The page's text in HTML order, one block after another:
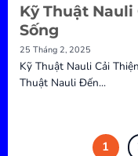
Kỹ Thuật Nauli
Sống
25 Tháng 2, 2025
Kỹ Thuật Nauli Cải
Thuật Nauli Đến...
1